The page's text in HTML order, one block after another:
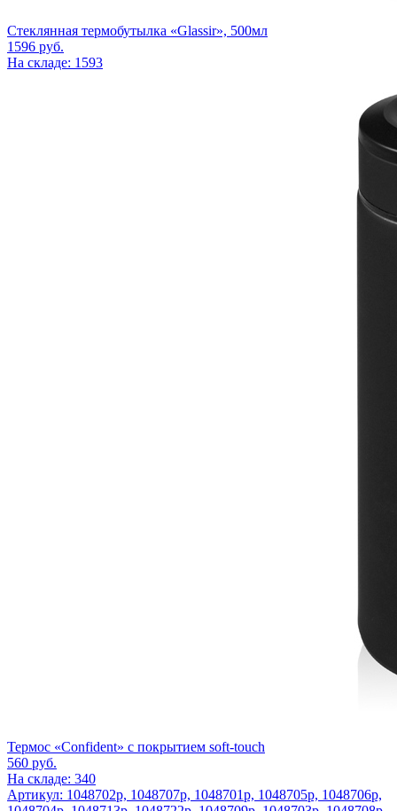
Стеклянная термобутылка «Glassir», 500мл
1596 руб.
На складе: 1593
Термос «Confident» с покрытием soft-touch
560 руб.
На складе: 340
Артикул: 1048702p, 1048707p, 1048701p, 1048705p, 1048706p,